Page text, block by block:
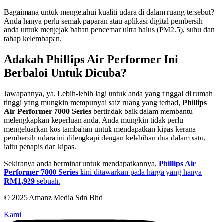
Bagaimana untuk mengetahui kualiti udara di dalam ruang tersebut?
Anda hanya perlu semak paparan atau aplikasi digital pembersih
anda untuk menjejak bahan pencemar ultra halus (PM2.5), suhu dan
tahap kelembapan.
Adakah Phillips Air Performer Ini
Berbaloi Untuk Dicuba?
Jawapannya, ya. Lebih-lebih lagi untuk anda yang tinggal di rumah
tinggi yang mungkin mempunyai saiz ruang yang terhad, Phillips
Air Performer 7000 Series bertindak baik dalam membantu
melengkapkan keperluan anda. Anda mungkin tidak perlu
mengeluarkan kos tambahan untuk mendapatkan kipas kerana
pembersih udara ini dilengkapi dengan kelebihan dua dalam satu,
iaitu penapis dan kipas.
Sekiranya anda berminat untuk mendapatkannya, Phillips Air
Performer 7000 Series kini ditawarkan pada harga yang hanya
RM1,929 sebuah.
© 2025 Amanz Media Sdn Bhd
Kami